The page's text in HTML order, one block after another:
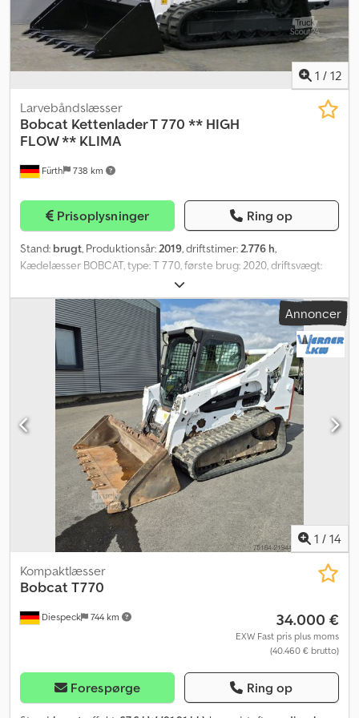
indenlandsk tillægges moms. ∗∗∗ FINANSIERING MULIG / BILLIG
TRANSPORT (VERDEN OVER) / VED EKSPORT SKAL KUN
NETTOPRISEN BETALES (!) ∗∗∗ © pb Csdpfx Ajx Ium Ujfuorf
1 / 12
Fürth 738 km
Larvebåndslæsser
Bobcat Kettenlader T 770 ** HIGH
FLOW ** KLIMA
Prisoplysninger Ring op
Stand: brugt, Produktionsår:2019, driftstimer:2.776 h,
Kædelæsser BOBCAT, type: T 770, første brug: 2020, driftsvægt:
4.768 kg, SKOVL - bredde: ca. 2.100 mm, HURTIGSKIFTER, EKSTRA
HYDRAULIK (2 x til redskaber), HIGH FLOW, løftekapacitet: 1.576 kg,
tiplast: 4.602 kg, lossehøjde: 3.353 mm, 4-cylindret BOBCAT
dieselmotor (type: D34 – 93,43 hk / 68,70 kW ved 2.400 o/min),
BOBCAT-gummikæder (bredde: 450 mm) – rundt om ca. 98 %, 5
ruller pr. side, LUKKET KABINE – skydesidevinduer, rudevisker, DØR,
ROPS / FOPS, BOBCAT komfortsæde, ARBEJDSFORLYGTER (foran),
CPB, baglygter, KLIMAANLÆG, varme/ventilation, ophængs- og
transportøjer. Transportmål: længde ca. 3.597 mm (ca. 2.903 mm
uden skovl), bredde ca. 2.032 mm, højde ca. 2.650 mm. Prisen er
netto-eksport, i Danmark tillægges moms. ∗∗∗ FINANSIERING
MULIG / TRANSPORT TILGÆNGELIG (VERDENSOMSPÆNDENDE) /
VED EKSPORT SKAL KUN NETTO-PRISEN BETALES (!) ∗∗∗ © pb
Credpfx Aexg Hr Rofusf
Annoncer
1 / 14
Diespeck 744 km
Kompaktlæsser
Bobcat T770
34.000 €
EXW Fast pris plus moms
(40.460 € brutto)
Forespørge Ring op